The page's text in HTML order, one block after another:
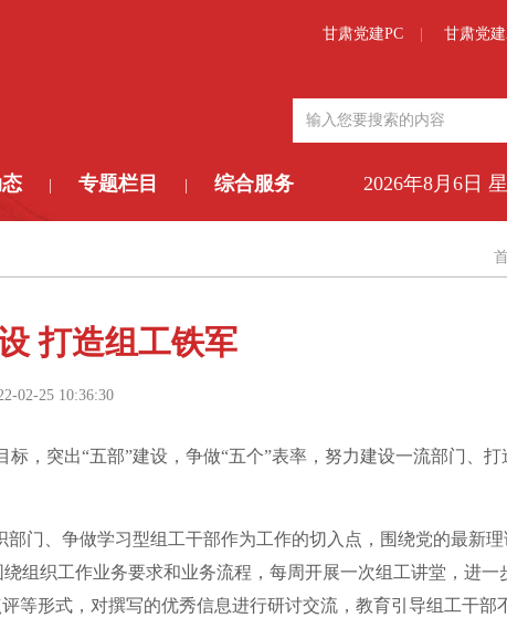
甘肃党建PC 甘肃党
专题栏目 综合服务 2026年8月6日
打造组工铁军
02-25 10:36:30
，突出“五部”建设，争做“五个”表率，努力建设一流部门、打
部门、争做学习型组工干部作为工作的切入点，围绕党的最新
组织工作业务要求和业务流程，每周开展一次组工讲堂，进一
等形式，对撰写的优秀信息进行研讨交流，教育引导组工干部